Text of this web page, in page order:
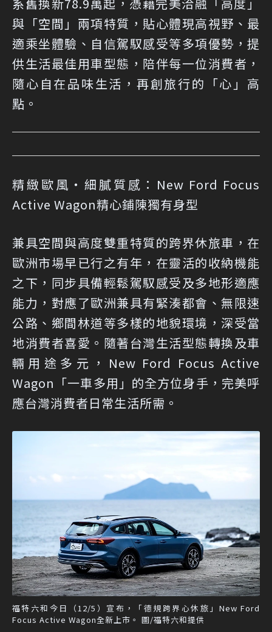
與「空間」兩項特質，貼心體現高視野、最
適乘坐體驗、自信駕馭感受等多項優勢，提
供生活最佳用車型態，陪伴每一位消費者，
隨心自在品味生活，再創旅行的「心」高
點。
精緻歐風‧細膩質感：New Ford Focus
Active Wagon精心鋪陳獨有身型
兼具空間與高度雙重特質的跨界休旅車，在
歐洲市場早已行之有年，在靈活的收納機能
之下，同步具備輕鬆駕馭感受及多地形適應
能力，對應了歐洲兼具有緊湊都會、無限速
公路、鄉間林道等多樣的地貌環境，深受當
地消費者喜愛。隨著台灣生活型態轉換及車
輛用途多元，New Ford Focus Active
Wagon「一車多用」的全方位身手，完美呼
應台灣消費者日常生活所需。
福特六和今日（12/5）宣布，「德規跨界心休旅」New Ford
Focus Active Wagon全新上市。 圖/福特六和提供